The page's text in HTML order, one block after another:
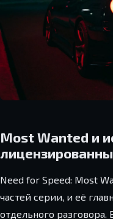
Most Wanted и
Need for Speed: Most
частей серии, и её
отдельного разговора.